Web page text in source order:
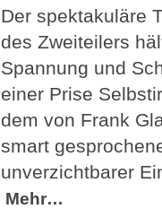
Der spektakuläre
des Zweiteilers
Spannung und
einer Prise
dem von Frank
smart
unverzichtbarer
Mehr…